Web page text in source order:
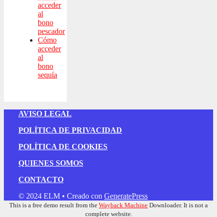
acceder
al
bono
pescador
Cómo
acceder
al
bono
sequía
AVISO LEGAL
POLÍTICA DE PRIVACIDAD
POLÍTICA DE COOKIES
QUIENES SOMOS
CONTACTO
© 2024 ELM • Creado con GeneratePress
This is a free demo result from the Wayback Machine Downloader. It is not a
complete website.